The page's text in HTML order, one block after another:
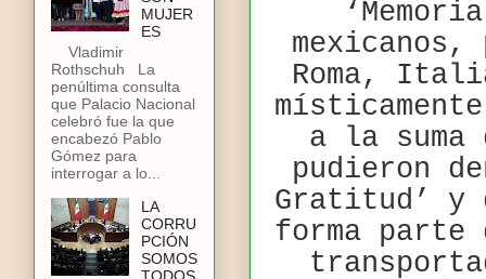
Roma,
a la suma
pudieron
Gratitud’ y
forma parte
MUJER
ES
Vladimir
Rothschuh La
penúltima consulta
que Palacio Nacional
celebró fue la que
encabezó Pablo
Gómez para
interrogar a lo...
LA
CORRU
PCIÓN
SOMOS